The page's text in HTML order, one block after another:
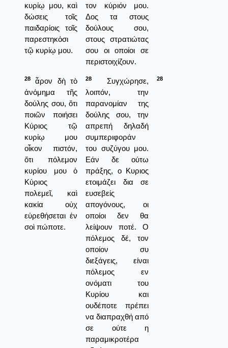
κυρίῳ μου, καὶ
δώσεις τοῖς
παιδαρίοις τοῖς
παρεστηκόσι
τῷ κυρίῳ μου.
τον κύριόν μου.
Δος τα στους
δούλους σου,
στους στρατιώτας
σου οι οποίοι σε
περιστοιχίζουν.
28
ἆρον δὴ τὸ
ἀνόμημα τῆς
δούλης σου, ὅτι
ποιῶν ποιήσει
Κύριος τῷ
κυρίῳ μου
οἶκον πιστόν,
ὅτι πόλεμον
κυρίου μου ὁ
Κύριος
πολεμεῖ, καὶ
κακία οὐχ
εὑρεθήσεται ἐν
σοὶ πώποτε.
28
Συγχώρησε,
λοιπόν, την
παρανομίαν της
δούλης σου, την
απρεπή δηλαδή
συμπεριφοράν
του συζύγου μου.
Εάν δε ούτω
πράξης, ο Κυριος
ετοιμάζει δια σε
ευσεβείς
απογόνους, οι
οποίοι δεν θα
λείψουν ποτέ. Ο
πόλεμος δέ, τον
οποίον συ
διεξάγεις, είναι
πόλεμος εν
ονόματι του
Κυρίου και
ουδέποτε πρέπει
να διαπραχθή από
σε ούτε η
παραμικροτέρα
28